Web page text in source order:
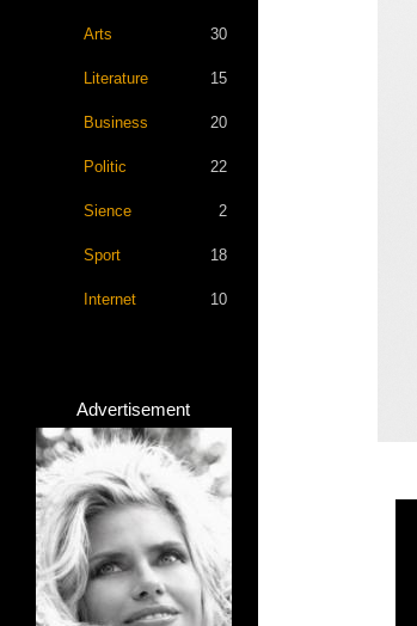
Arts 30
Literature 15
Business 20
Politic 22
Sience 2
Sport 18
Internet 10
Advertisement